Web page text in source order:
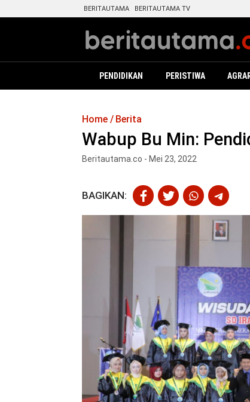
BERITAUTAMA BERITAUTAMA TV
PENDIDIKAN PERISTIWA
Home Berita
Wabup Bu Min:
Beritautama.co - Mei 23, 2022
BAGIKAN: